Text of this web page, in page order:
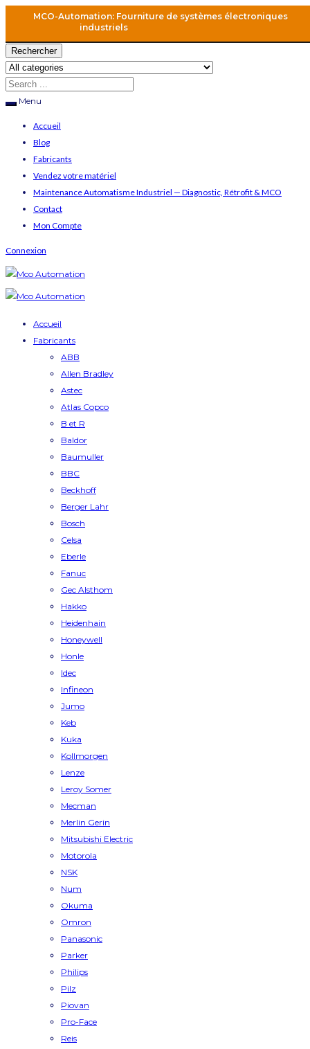
MCO-Automation: Fourniture de systèmes électroniques
industriels
Rechercher
Menu
Accueil
Blog
Fabricants
Vendez votre matériel
Maintenance Automatisme Industriel — Diagnostic, Rétrofit & MCO
Contact
Mon Compte
Connexion
Accueil
Fabricants
ABB
Allen Bradley
Astec
Atlas Copco
B et R
Baldor
Baumuller
BBC
Beckhoff
Berger Lahr
Bosch
Celsa
Eberle
Fanuc
Gec Alsthom
Hakko
Heidenhain
Honeywell
Honle
Idec
Infineon
Jumo
Keb
Kuka
Kollmorgen
Lenze
Leroy Somer
Mecman
Merlin Gerin
Mitsubishi Electric
Motorola
NSK
Num
Okuma
Omron
Panasonic
Parker
Philips
Pilz
Piovan
Pro-Face
Reis